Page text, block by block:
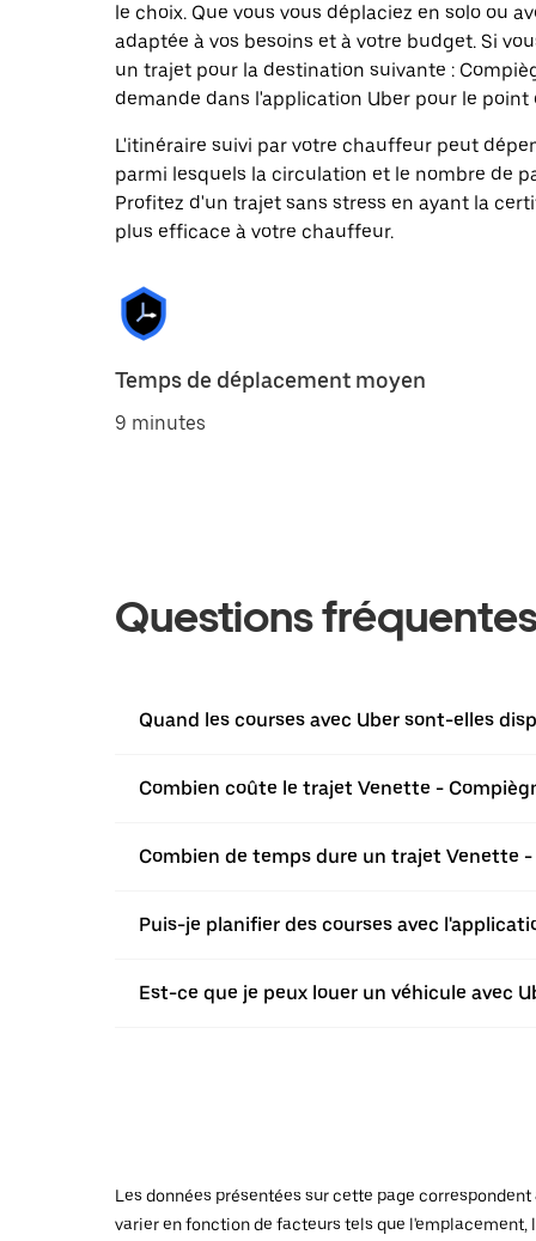
le choix. Que vous vous déplaciez en solo ou
adaptée à vos besoins et à votre budget. Si
un trajet pour la destination suivante :
demande dans l'application Uber pour le
L'itinéraire suivi par votre chauffeur peut
parmi lesquels la circulation et le nombre de
Profitez d'un trajet sans stress en ayant la
plus efficace à votre chauffeur.
Temps de déplacement moyen
9 minutes
Questions
Quand les courses avec Uber sont-elles
Combien coûte le trajet Venette -
Combien de temps dure un trajet Venette -
Puis-je planifier des courses avec
Est-ce que je peux louer un véhicule avec
Les données présentées sur cette page
varier en fonction de facteurs tels que